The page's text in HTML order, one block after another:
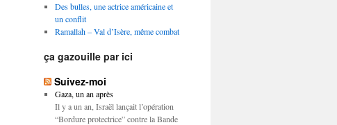
Des bulles, une actrice américaine et
un conflit
Ramallah – Val d’Isère, même combat
ça gazouille par ici
Suivez-moi
Gaza, un an après
Il y a un an, Israël lançait l’opération
“Bordure protectrice” contre la Bande